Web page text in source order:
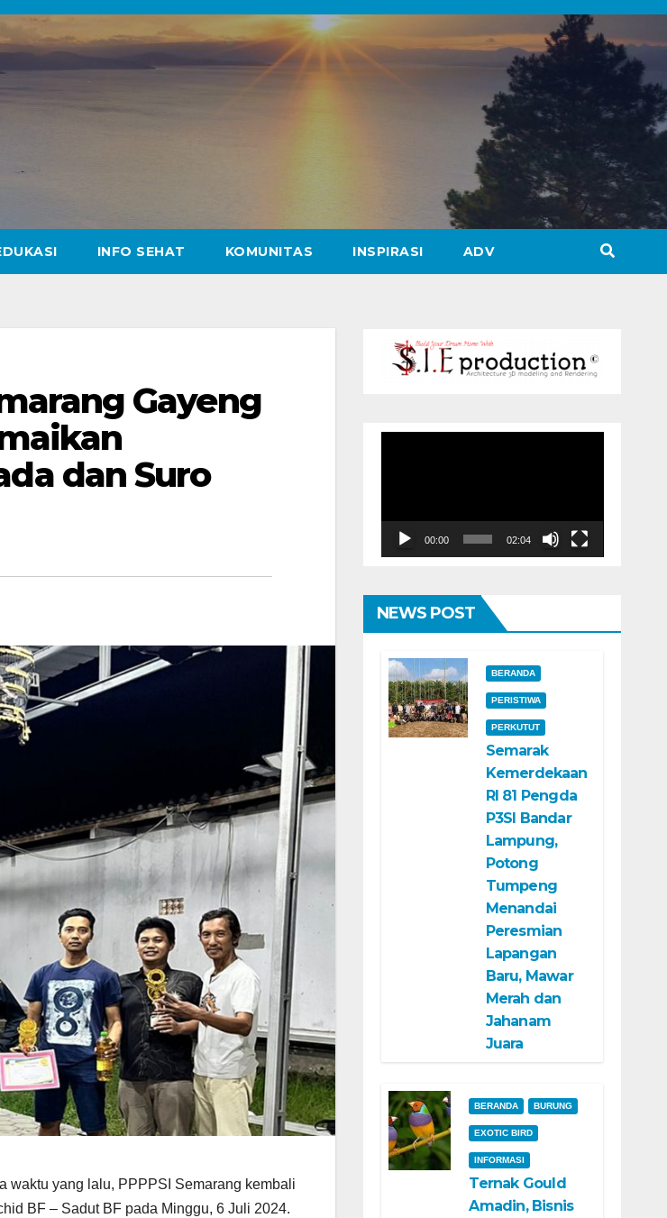
INFO SEHAT KOMUNITAS INSPIRASI ADV
Gayeng
dan Suro
waktu yang lalu, PPPPSI Semarang kembali
BF – Sadut BF pada Minggu, 6 Juli 2024.
00:00 02:04
NEWS POST
BERANDA
PERISTIWA
PERKUTUT
Semarak
Kemerdekaan
RI 81 Pengda
P3SI Bandar
Lampung,
Potong
Tumpeng
Menandai
Peresmian
Lapangan
Baru, Mawar
Merah dan
Jahanam
Juara
BERANDA BURUNG
EXOTIC BIRD
INFORMASI
Ternak Gould
Amadin, Bisnis